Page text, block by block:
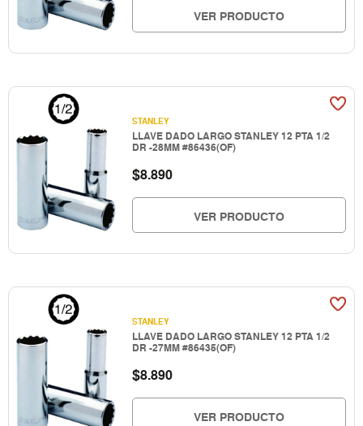
VER PRODUCTO
STANLEY
LLAVE DADO LARGO STANLEY 12 PTA 1/2
DR -28MM #86436(OF)
$8.890
VER PRODUCTO
STANLEY
LLAVE DADO LARGO STANLEY 12 PTA 1/2
DR -27MM #86435(OF)
$8.890
VER PRODUCTO